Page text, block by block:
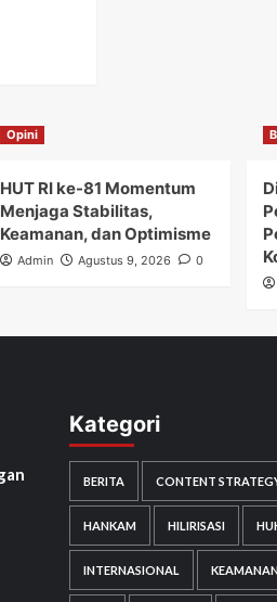
Opini
HUT RI ke-81 Momentum
Menjaga Stabilitas,
Keamanan, dan Optimisme
Admin Agustus 9, 2026 0
Kategori
BERITA CONTENT
HANKAM HILIRISASI
INTERNASIONAL